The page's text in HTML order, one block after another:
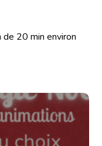
20 min environ